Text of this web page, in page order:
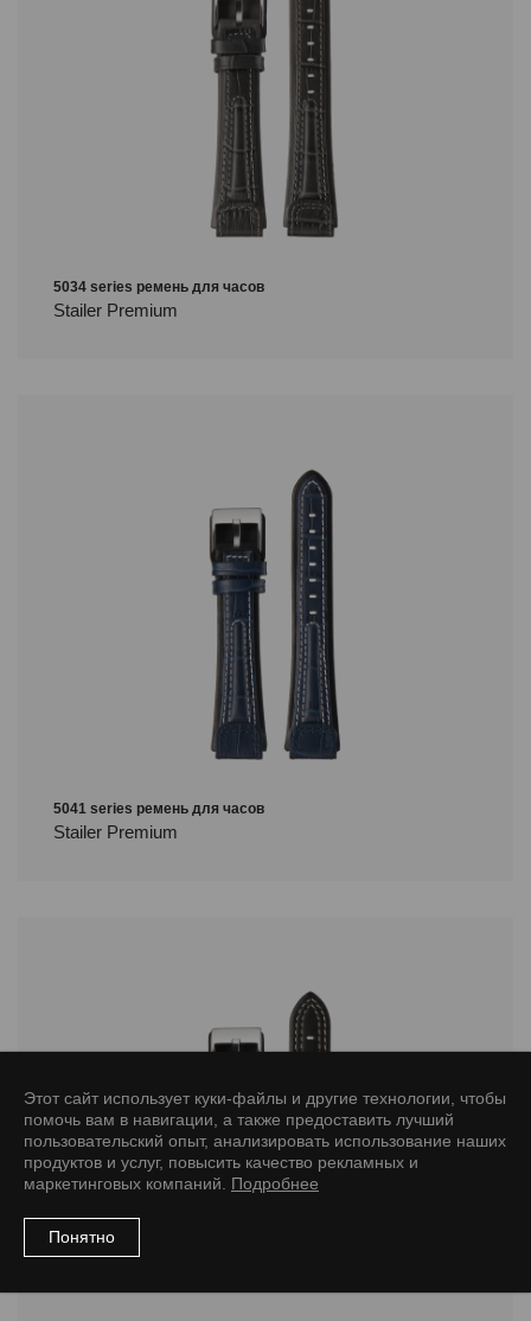
5034 series ремень для часов
Stailer Premium
5041 series ремень для часов
Stailer Premium
Этот сайт использует куки-файлы и другие технологии, чтобы
помочь вам в навигации, а также предоставить лучший
пользовательский опыт, анализировать использование наших
продуктов и услуг, повысить качество рекламных и
маркетинговых компаний. Подробнее
Понятно